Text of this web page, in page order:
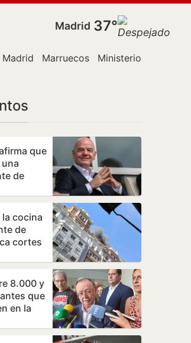
Madrid 37°
Madrid Marruecos Ministerio público
que
una
de
cocina
de
cortes
8.000 y
que
en la